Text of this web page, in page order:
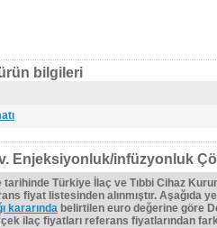
bilgileri
Enjeksiyonluk/infüzyonluk
Türkiye İlaç ve Tıbbi Cihaz
fiyat listesinden alınmıştır. Aşağıda
kararında belirtilen euro değerine göre
ilaç fiyatları referans fiyatlarından